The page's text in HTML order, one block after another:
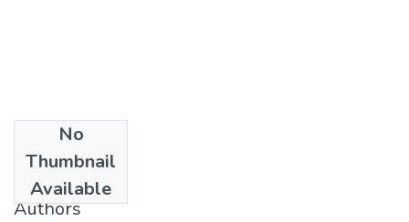
No
Thumbnail
Available
2018-10-16
Authors